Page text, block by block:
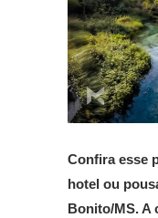
Confira esse
hotel ou
Bonito/MS. A